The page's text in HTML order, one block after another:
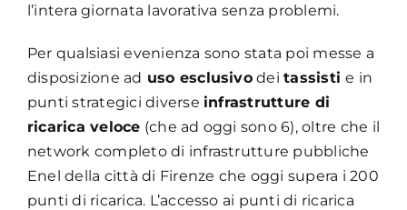
l’intera giornata lavorativa senza problemi.
Per qualsiasi evenienza sono stata poi messe a
disposizione ad uso esclusivodeitassistie in
punti strategici diverse infrastrutture di
ricarica veloce (che ad oggi sono 6), oltre che il
network completo di infrastrutture pubbliche
Enel della città di Firenze che oggi supera i 200
punti di ricarica. L’accesso ai punti di ricarica